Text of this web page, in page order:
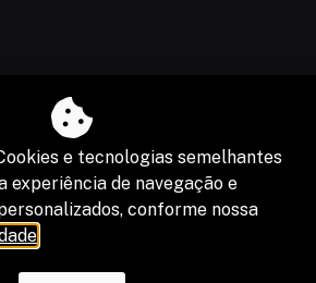
e tecnologias semelhantes
experiência de navegação e
conforme nossa